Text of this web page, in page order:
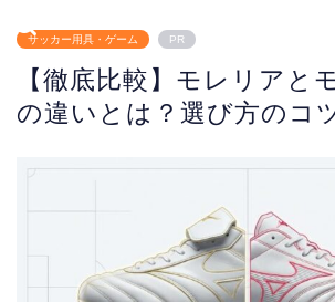
サッカー用具・ゲーム PR
【徹底比較】モレリアと
の違いとは？選び方のコ